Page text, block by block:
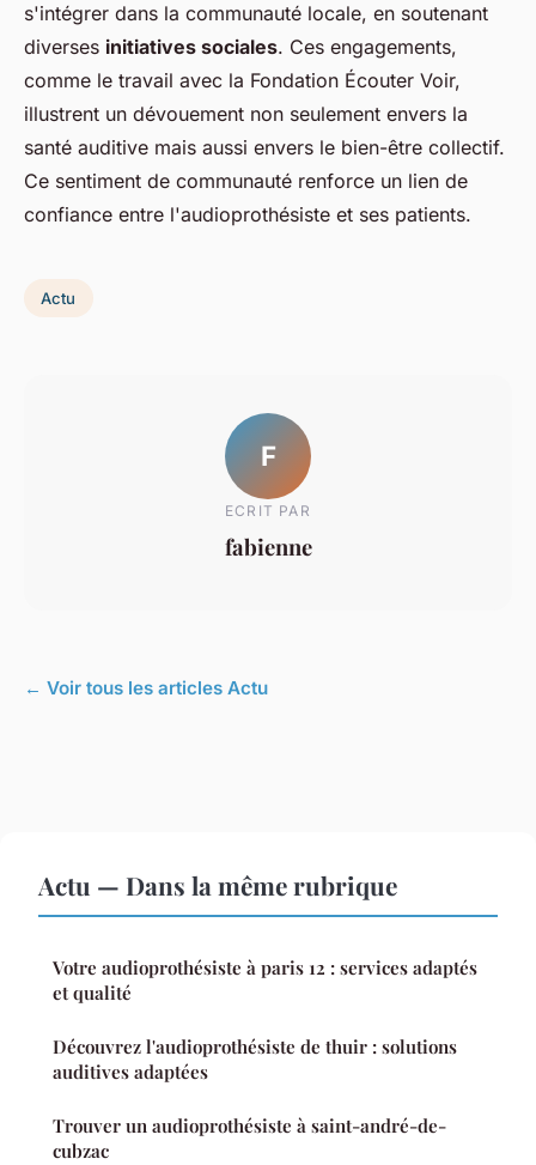
s'intégrer dans la communauté locale, en soutenant
diverses initiatives sociales. Ces engagements,
comme le travail avec la Fondation Écouter Voir,
illustrent un dévouement non seulement envers la
santé auditive mais aussi envers le bien-être collectif.
Ce sentiment de communauté renforce un lien de
confiance entre l'audioprothésiste et ses patients.
Actu
F
ECRIT PAR
fabienne
← Voir tous les articles Actu
Actu — Dans la même rubrique
Votre audioprothésiste à paris 12 : services adaptés
et qualité
Découvrez l'audioprothésiste de thuir : solutions
auditives adaptées
Trouver un audioprothésiste à saint-andré-de-
cubzac